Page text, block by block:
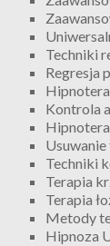
Techniki
Regresja
Kontrola
Techniki
Terapia
Terapia
Metody
Hipnoza